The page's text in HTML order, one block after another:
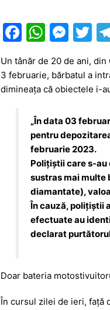
F
c
e
o
o
k
W
at
s
p
p
M
s
s
n
g
er
T
w
itt
er
Un tânăr de 20 de ani,
3 februarie, bărbatul a
dimineața că obiectele i-
„În data 03
pentru
februarie 2023.
Poliţiştii care s-au
sustras mai multe
diamantate),
În cauză, poliţiştii
efectuate au
declarat
Doar bateria
În cursul zilei de ieri, față